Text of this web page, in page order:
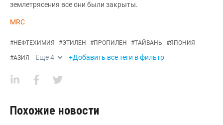
землетрясения все они были закрыты.
MRC
#НЕФТЕХИМИЯ #ЭТИЛЕН #ПРОПИЛЕН #ТАЙВАНЬ #ЯПОНИЯ
#АЗИЯ Еще4 +Добавить все теги в фильтр
Похожие новости